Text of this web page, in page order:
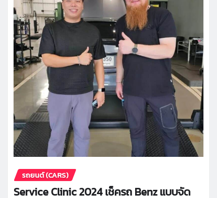
รถยนต์ (CARS)
Service Clinic 2024 เช็ครถ Benz แบบจัด